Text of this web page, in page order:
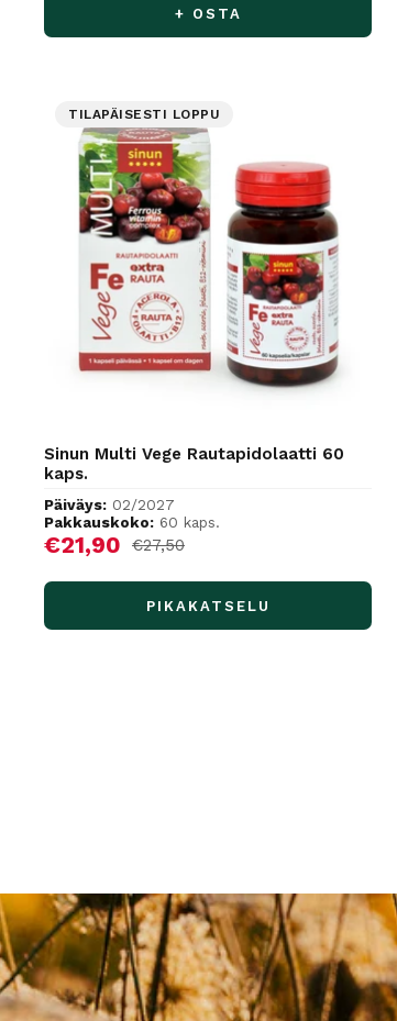
+ OSTA
TILAPÄISESTI LOPPU
Sinun Multi Vege Rautapidolaatti 60
kaps.
Päiväys: 02/2027
Pakkauskoko: 60 kaps.
Alennushinta
€21,90 Normaalihinta
€27,50
PIKAKATSELU